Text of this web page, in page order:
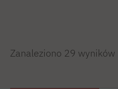
Zanaleziono 29 wyników